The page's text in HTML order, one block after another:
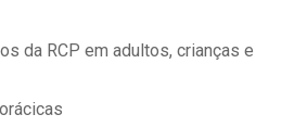
da RCP em adultos, crianças e